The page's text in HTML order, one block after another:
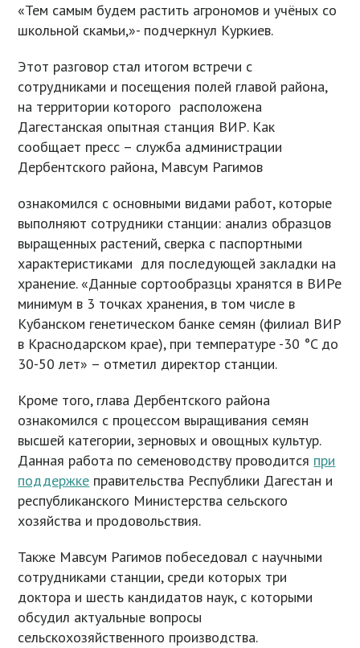
«Тем самым будем растить агрономов и учёных со
школьной скамьи,»- подчеркнул Куркиев.
Этот разговор стал итогом встречи с
сотрудниками и посещения полей главой района,
на территории которого расположена
Дагестанская опытная станция ВИР. Как
сообщает пресс – служба администрации
Дербентского района, Мавсум Рагимов
ознакомился с основными видами работ, которые
выполняют сотрудники станции: анализ образцов
выращенных растений, сверка с паспортными
характеристиками для последующей закладки на
хранение. «Данные сортообразцы хранятся в ВИРе
минимум в 3 точках хранения, в том числе в
Кубанском генетическом банке семян (филиал ВИР
в Краснодарском крае), при температуре -30 °C до
30-50 лет» – отметил директор станции.
Кроме того, глава Дербентского района
ознакомился с процессом выращивания семян
высшей категории, зерновых и овощных культур.
Данная работа по семеноводству проводится при
поддержке правительства Республики Дагестан и
республиканского Министерства сельского
хозяйства и продовольствия.
Также Мавсум Рагимов побеседовал с научными
сотрудниками станции, среди которых три
доктора и шесть кандидатов наук, с которыми
обсудил актуальные вопросы
сельскохозяйственного производства.